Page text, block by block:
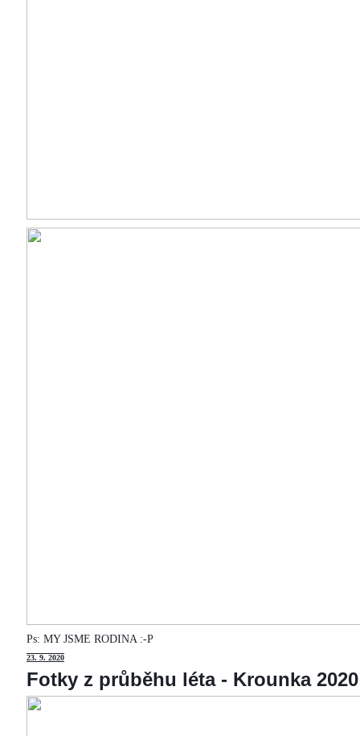
Ps: MY JSME RODINA :-P
23. 9. 2020
Fotky z průběhu léta - Krounka